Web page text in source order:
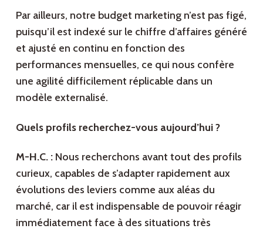
Par ailleurs, notre budget marketing n’est pas figé,
puisqu’il est indexé sur le chiffre d’affaires généré
et ajusté en continu en fonction des
performances mensuelles, ce qui nous confère
une agilité difficilement réplicable dans un
modèle externalisé.
Quels profils recherchez-vous aujourd’hui ?
M-H.C. :Nous recherchons avant tout des profils
curieux, capables de s’adapter rapidement aux
évolutions des leviers comme aux aléas du
marché, car il est indispensable de pouvoir réagir
immédiatement face à des situations très